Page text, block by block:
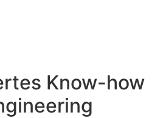
Know-how